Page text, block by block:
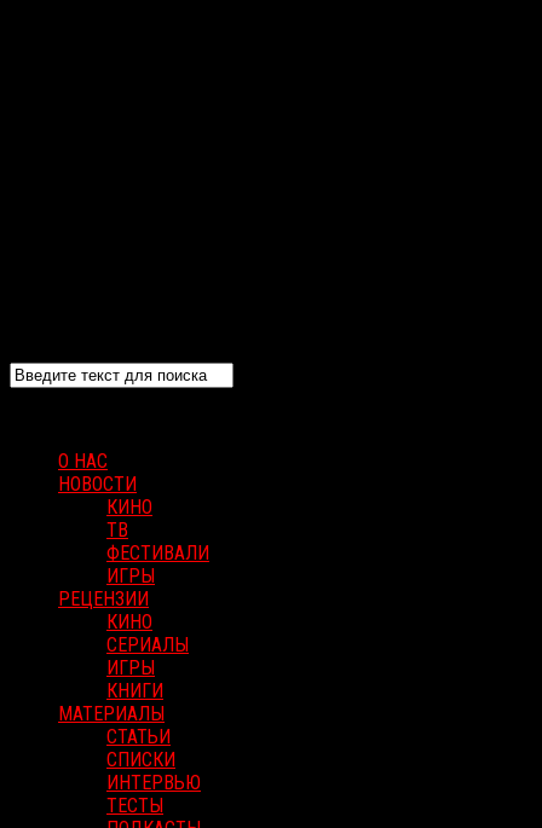
О НАС
НОВОСТИ
КИНО
ТВ
ФЕСТИВАЛИ
ИГРЫ
РЕЦЕНЗИИ
КИНО
СЕРИАЛЫ
ИГРЫ
КНИГИ
МАТЕРИАЛЫ
СТАТЬИ
СПИСКИ
ИНТЕРВЬЮ
ТЕСТЫ